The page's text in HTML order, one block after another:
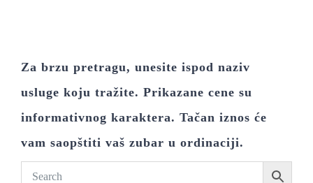
Za brzu pretragu, unesite ispod naziv
usluge koju tražite. Prikazane cene su
informativnog karaktera. Tačan iznos će
vam saopštiti vaš zubar u ordinaciji.